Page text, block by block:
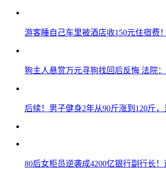
游客睡自己车里被酒店收150元住宿费
狗主人悬赏万元寻狗找回后反悔 法院
后续！男子健身2年从90斤涨到120斤
80后女柜员逆袭成4200亿银行副行长